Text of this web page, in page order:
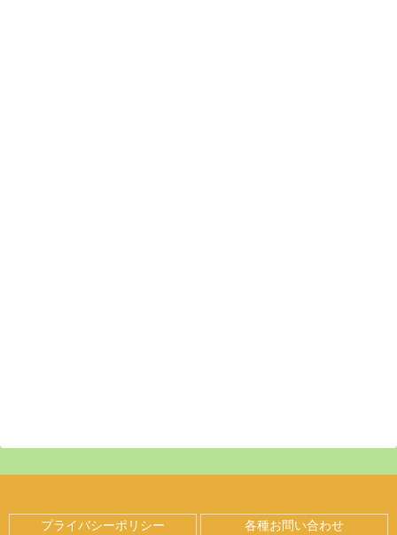
プライバシーポリシー 各種お問い合わせ